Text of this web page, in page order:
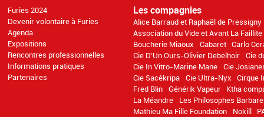
Furies 2024
Devenir volontaire à Furies
Agenda
Expositions
Rencontres professionnelles
Informations pratiques
Partenaires
Les compagnies
Alice Barraud et Raphaël de Pressigny
Association du Vide et Avant La Faillite
Boucherie Miaoux
Cabaret Carlo
Cie D’Un Ours-Olivier Debelhoir Cie
Cie In Vitro-Marine Mane Cie
Cie Sacékripa Cie Ultra-Nyx Cirque
Fred Blin Générik Vapeur Ktha
La Méandre
Les Philosophes
Mathieu Ma Fille Foundation
Nokill
2016
>2014